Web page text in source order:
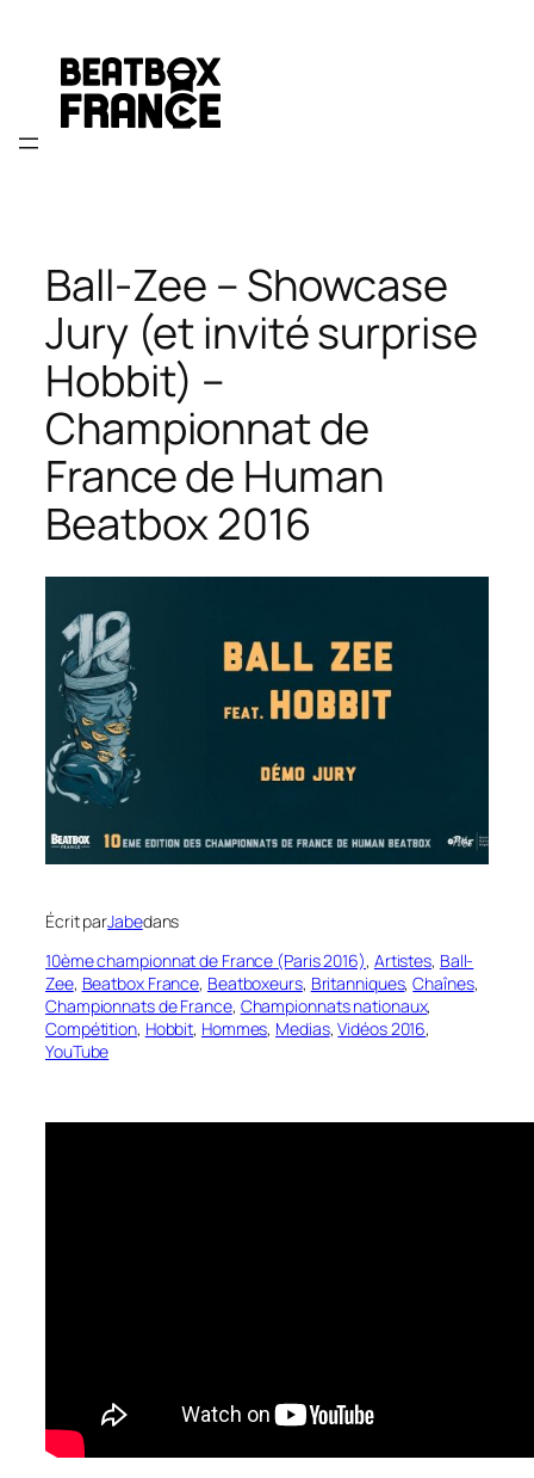
contenu
Ball-Zee – Showcase
Jury (et invité surprise
Hobbit) –
Championnat de
France de Human
Beatbox 2016
Écrit parJabedans
10ème championnat de France (Paris 2016), Artistes, Ball-
Zee, Beatbox France, Beatboxeurs, Britanniques, Chaînes
Championnats de France, Championnats nationaux
Compétition, Hobbit, Hommes, Medias, Vidéos 2016
YouTube